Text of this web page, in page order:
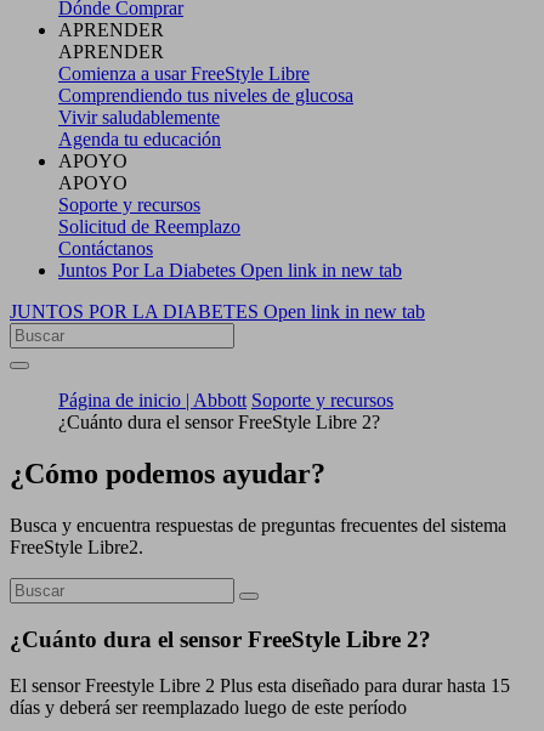
Dónde Comprar
APRENDER
APRENDER
Comienza a usar FreeStyle Libre
Comprendiendo tus niveles de glucosa
Vivir saludablemente
Agenda tu educación
APOYO
APOYO
Soporte y recursos
Solicitud de Reemplazo
Contáctanos
Juntos Por La Diabetes Open link in new tab
JUNTOS POR LA DIABETES Open link in new tab
Página de inicio | Abbott Soporte y recursos
¿Cuánto dura el sensor FreeStyle Libre 2?
¿Cómo podemos ayudar?
Busca y encuentra respuestas de preguntas frecuentes del sistema
FreeStyle Libre2.
¿Cuánto dura el sensor FreeStyle Libre 2?
El sensor Freestyle Libre 2 Plus esta diseñado para durar hasta 15
días y deberá ser reemplazado luego de este período